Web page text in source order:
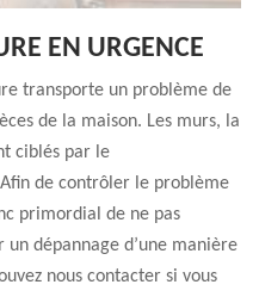
EN URGENCE
transporte un problème de
de la maison. Les murs, la
ciblés par le
de contrôler le problème
primordial de ne pas
dépannage d’une manière
nous contacter si vous